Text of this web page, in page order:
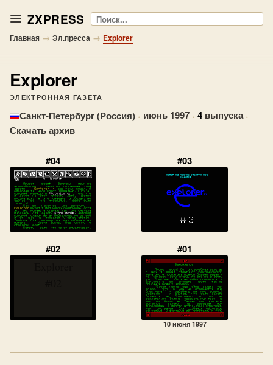
ZXPRESS Поиск
Главная → Эл.пресса → Explorer
Explorer
ЭЛЕКТРОННАЯ ГАЗЕТА
Санкт-Петербург (Россия) · июнь 1997 · 4 выпуска ·
Скачать архив
#04 #03
#02 #01
10 июня 1997